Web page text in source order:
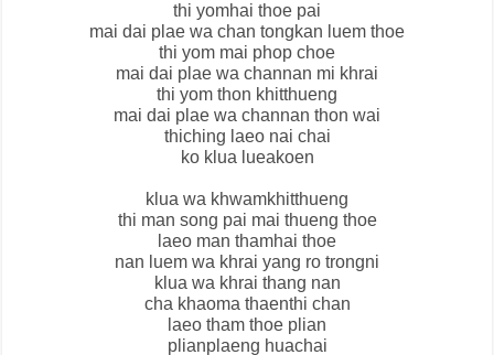
thi yomhai thoe pai
mai dai plae wa chan tongkan luem thoe
thi yom mai phop choe
mai dai plae wa channan mi khrai
thi yom thon khitthueng
mai dai plae wa channan thon wai
thiching laeo nai chai
ko klua lueakoen
klua wa khwamkhitthueng
thi man song pai mai thueng thoe
laeo man thamhai thoe
nan luem wa khrai yang ro trongni
klua wa khrai thang nan
cha khaoma thaenthi chan
laeo tham thoe plian
plianplaeng huachai